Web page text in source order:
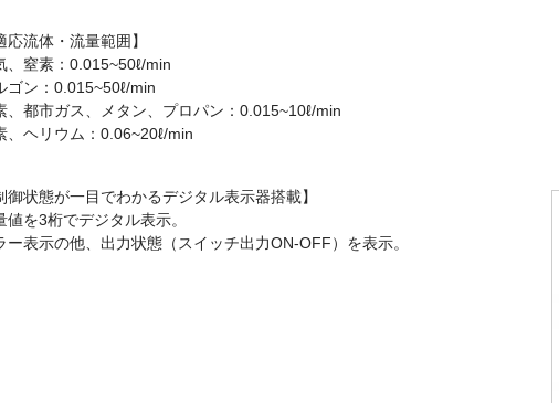
応流体・流量範囲】
、窒素：0.015~50ℓ/min
ゴン：0.015~50ℓ/min
、都市ガス、メタン、プロパン：0.015~10ℓ/min
、ヘリウム：0.06~20ℓ/min
御状態が一目でわかるデジタル表示器搭載】
値を3桁でデジタル表示。
ー表示の他、出力状態（スイッチ出力ON-OFF）を表示。